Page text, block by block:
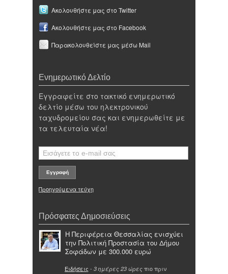
Ακολουθήστε μας στο Twitter
Ακολουθήστε μας στο Facebook
Παρακολουθείστε μας μέσω Mail
Ενημερωτικό Δελτίο
Εγγραφείτε στο τακτικό ενημερωτικό
δελτίο μέσω του ηλεκτρονικού
ταχυδρομείου σας και ενημερωθείτε με
τα τελευταία νέα!
Προηγούμενα τεύχη
Πρόσφατες Δημοσιεύσεις
Η Περιφέρεια Θεσσαλίας ενισχύει
την Πολιτική Προστασία του Δήμου
Σοφάδων με 300.000 ευρώ
Ειδήσεις - 3 ημέρες 23 ώρες πιο πριν